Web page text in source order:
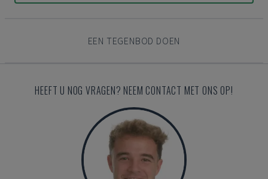
EEN TEGENBOD DOEN
HEEFT U NOG VRAGEN? NEEM CONTACT MET ONS OP!